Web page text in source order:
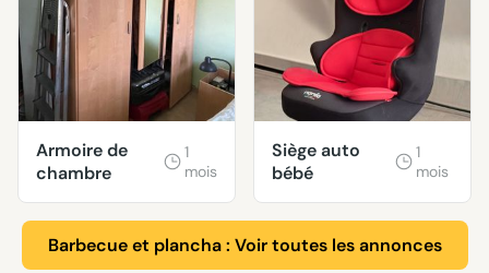
Armoire de
chambre
1
mois
Siège auto
bébé
1
mois
Barbecue et plancha : Voir toutes les annonces